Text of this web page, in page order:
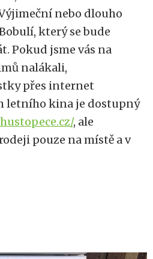
nebo dlouho
který se bude
Pokud jsme vás na
nalákali,
přes internet
letního kina je dostupný
, ale
pouze na místě a v